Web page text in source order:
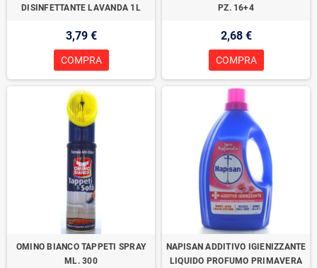
DISINFETTANTE LAVANDA 1L
3,79 €
COMPRA
PZ. 16+4
2,68 €
COMPRA
OMINO BIANCO TAPPETI SPRAY
ML. 300
NAPISAN ADDITIVO IGIENIZZANTE
LIQUIDO PROFUMO PRIMAVERA